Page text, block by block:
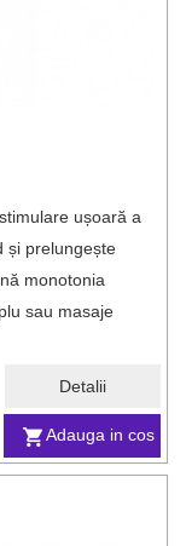
Adauga in cos
Detalii
ușoară a
și prelungește
monotonia
sau masaje